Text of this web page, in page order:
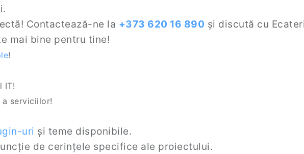
Contactează-ne la +373 620 16 890 și discută cu
mai bine pentru tine!
!
IT!
a serviciilor!
uri și teme disponibile.
de cerințele specifice ale proiectului.